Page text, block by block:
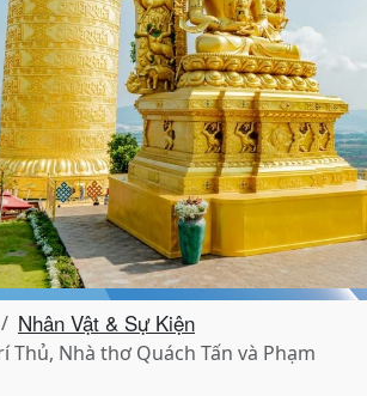
Nhân Vật & Sự Kiện
Thủ, Nhà thơ Quách Tấn và Phạm